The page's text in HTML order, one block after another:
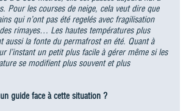
Pour les courses de neige, cela veut dire que
qui n’ont pas été regelés avec fragilisation
rimayes… Les hautes températures plus
aussi la fonte du permafrost en été. Quant à
l’instant un petit plus facile à gérer même si les
se modifient plus souvent et plus
guide face à cette situation ?